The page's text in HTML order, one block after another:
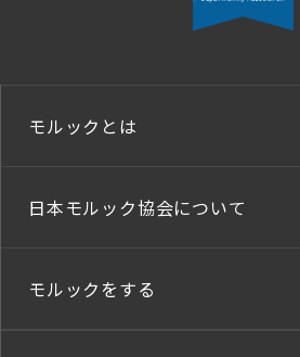
モルックとは
日本モルック協会について
モルックをする